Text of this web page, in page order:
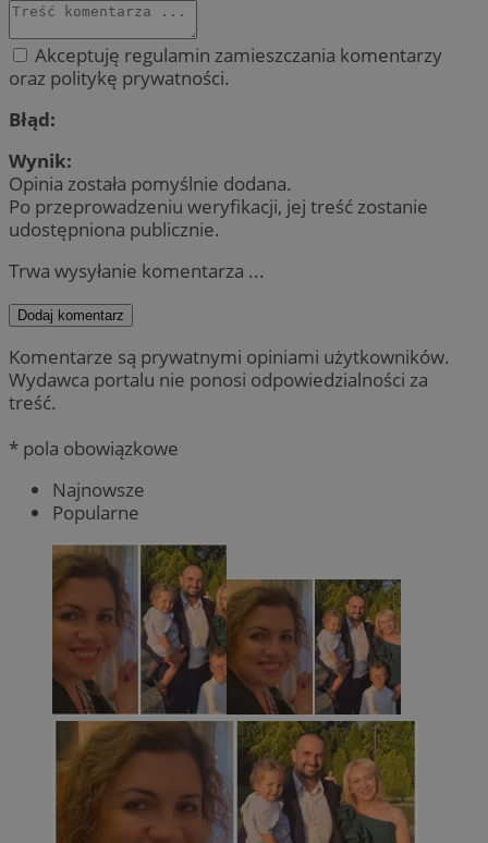
Akceptuję regulamin zamieszczania komentarzy
oraz politykę prywatności.
Błąd:
Wynik:
Opinia została pomyślnie dodana.
Po przeprowadzeniu weryfikacji, jej treść zostanie
udostępniona publicznie.
Trwa wysyłanie komentarza ...
Dodaj komentarz
Komentarze są prywatnymi opiniami użytkowników.
Wydawca portalu nie ponosi odpowiedzialności za
treść.
* pola obowiązkowe
Najnowsze
Popularne